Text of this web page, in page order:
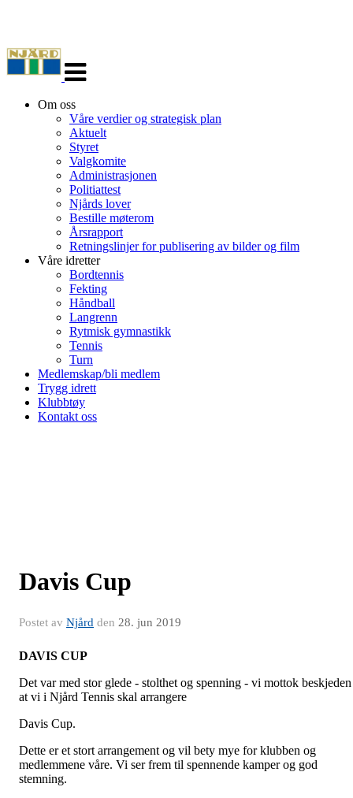
navigasjon
Om oss
Våre verdier og strategisk plan
Aktuelt
Styret
Valgkomite
Administrasjonen
Politiattest
Njårds lover
Bestille møterom
Årsrapport
Retningslinjer for publisering av bilder og film
Våre idretter
Bordtennis
Fekting
Håndball
Langrenn
Rytmisk gymnastikk
Tennis
Turn
Medlemskap/bli medlem
Trygg idrett
Klubbtøy
Kontakt oss
Davis Cup
Postet av Njård den 28. jun 2019
DAVIS CUP
Det var med stor glede - stolthet og spenning - vi mottok beskjeden
at vi i Njård Tennis skal arrangere
Davis Cup.
Dette er et stort arrangement og vil bety mye for klubben og
medlemmene våre. Vi ser frem til spennende kamper og god
stemning.